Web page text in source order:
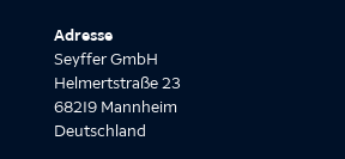
Adresse
Seyffer GmbH
Helmertstraße 23
68219 Mannheim
Deutschland